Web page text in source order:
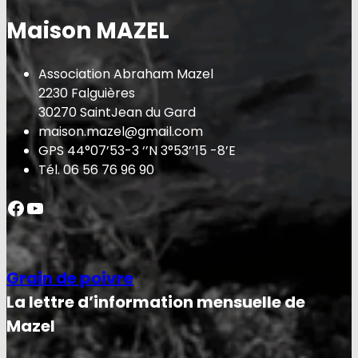
Maison MAZEL
Association Abraham Mazel
2230 Falguières
30270 SaintJean du Gard
maison.mazel@gmail.com
GPS 44°07’53-3 ‘’N 3°53’’15 -8’E
Tél. 06 56 76 96 90
Facebook YouTube
Grain de poivre
La lettre d’information mensuelle de
Mazel